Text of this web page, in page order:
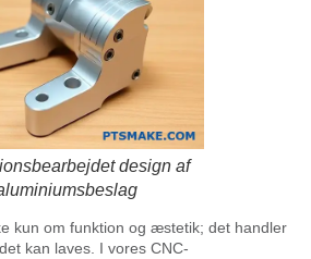
design af
kun om funktion og æstetik; det handler
kan laves. I vores CNC-